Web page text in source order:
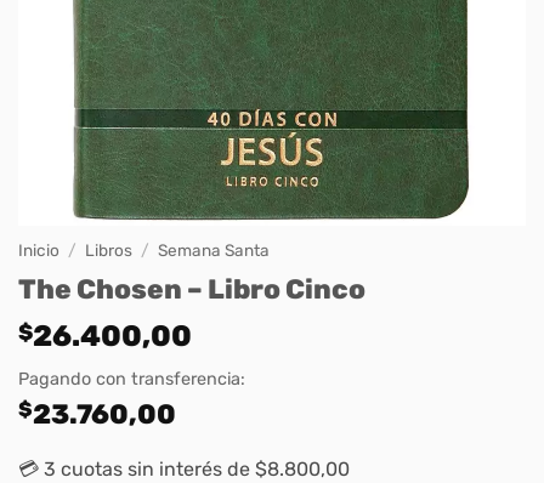
Inicio / Libros / Semana Santa
The Chosen – Libro Cinco
$26.400,00
Pagando con transferencia:
$23.760,00
💳 3 cuotas sin interés de $8.800,00